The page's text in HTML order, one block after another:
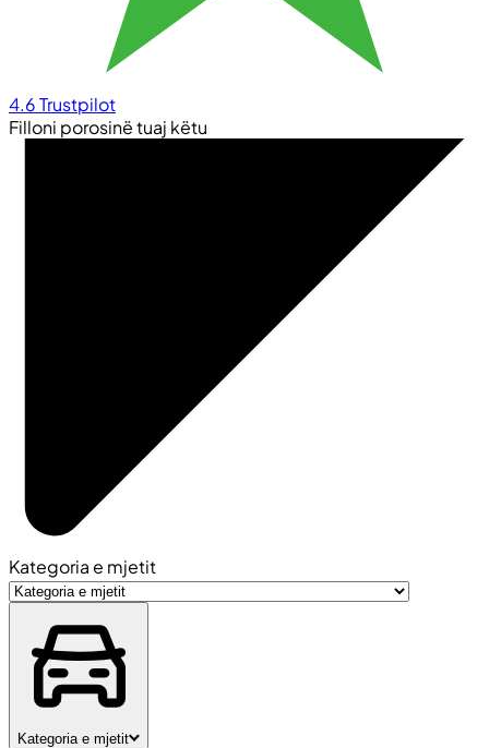
4.6Trustpilot
Filloni porosinë tuaj këtu
Kategoria e mjetit
Kategoria e mjetit